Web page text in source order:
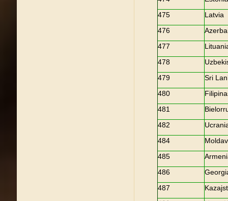
475
Latvia
476
477
478
479
Sri
480
481
482
484
485
486
487